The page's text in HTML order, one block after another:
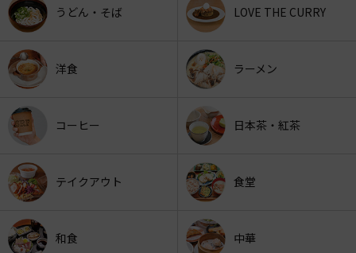
うどん・そば LOVE THE CURRY
洋食 ラーメン
コーヒー 日本茶・紅茶
テイクアウト 食堂
和食 中華